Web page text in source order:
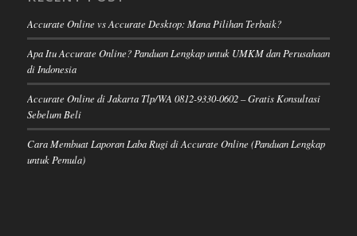
Accurate Online vs Accurate Desktop: Mana Pilihan Terbaik?
Apa Itu Accurate Online? Panduan Lengkap untuk UMKM dan Perusahaan
di Indonesia
Accurate Online di Jakarta Tlp/WA 0812-9330-0602 – Gratis Konsultasi
Sebelum Beli
Cara Membuat Laporan Laba Rugi di Accurate Online (Panduan Lengkap
untuk Pemula)